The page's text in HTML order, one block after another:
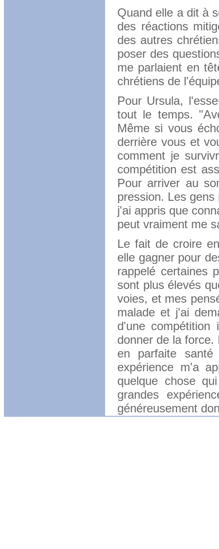
Quand elle a dit à
des réactions
des autres
poser des
me parlaient en
chrétiens de
Pour Ursula,
tout le temps.
Même si vous
derrière vous et
comment je
compétition est
Pour arriver au
pression. Les
j'ai appris que
peut vraiment me
Le fait de croire
elle gagner pour
rappelé certaines
sont plus élevés
voies, et mes
malade et j'ai
d'une
donner de la
en parfaite
expérience m'a
quelque chose
grandes
généreusement